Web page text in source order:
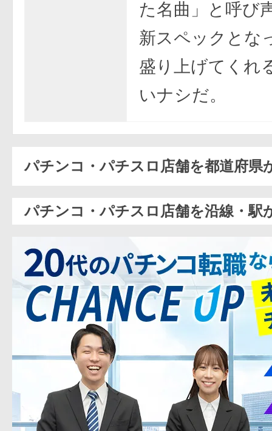
た名曲」と呼び
新スペックとな
盛り上げてくれ
いナシだ。
パチンコ・パチスロ店舗を都道府県
パチンコ・パチスロ店舗を沿線・駅